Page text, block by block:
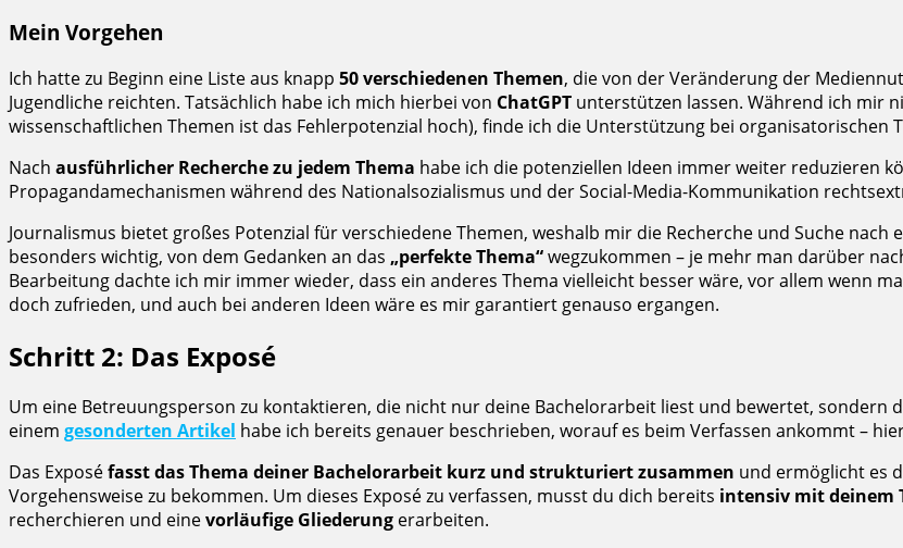
Mein Vorgehen
Ich hatte zu Beginn eine Liste aus knapp 50 verschiedenen Themen, die von der Veränderung der
Jugendliche reichten. Tatsächlich habe ich mich hierbei von ChatGPT unterstützen lassen. Während ich mir
wissenschaftlichen Themen ist das Fehlerpotenzial hoch), finde ich die Unterstützung bei organisatorischen
Nach ausführlicher Recherche zu jedem Thema habe ich die potenziellen Ideen immer weiter reduzieren
Propagandamechanismen während des Nationalsozialismus und der Social-Media-Kommunikation
Journalismus bietet großes Potenzial für verschiedene Themen, weshalb mir die Recherche und Suche
besonders wichtig, von dem Gedanken an das „perfekte Thema“wegzukommen – je mehr man darüber
Bearbeitung dachte ich mir immer wieder, dass ein anderes Thema vielleicht besser wäre, vor allem wenn
doch zufrieden, und auch bei anderen Ideen wäre es mir garantiert genauso ergangen.
Schritt 2: Das Exposé
Um eine Betreuungsperson zu kontaktieren, die nicht nur deine Bachelorarbeit liest und bewertet, sondern
einem gesonderten Artikel habe ich bereits genauer beschrieben, worauf es beim Verfassen ankommt –
Das Exposéfasst das Thema deiner Bachelorarbeit kurz und strukturiert zusammen und ermöglicht es
Vorgehensweise zu bekommen. Um dieses Exposé zu verfassen, musst du dich bereits intensiv mit deinem
recherchieren und einevorläufige Gliederung erarbeiten.